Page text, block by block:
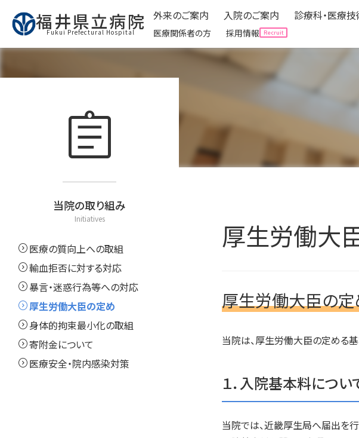
福井県立病院
Fukui Prefectural Hospital
外来のご案内
外来受診に来られる方へ
看護外来・ケアをご利用の方へ
外来運営委員会
入院のご案内
入院のご案内
入院される方へ
expand_circle_rightクリニカルパス（標準診療計画）
診療科・医療技
診療科・医療技
医療技術部
expand_circle_right各種センター
医療関係者の方 採用情報
厚生労働大
厚生労働大臣の定
当院は、厚生労働大臣の定める
１．入院基本料につい
当院では、近畿厚生局へ届出を
assignment
当院の取り組み
Initiatives
expand_circle_right医療の質向上への取組
expand_circle_right輸血拒否に対する対応
expand_circle_right暴言・迷惑行為等への対応
expand_circle_right厚生労働大臣の定め
expand_circle_right身体的拘束最小化の取組
expand_circle_right寄附金について
expand_circle_right医療安全・院内感染対策